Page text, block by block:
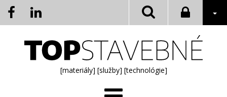
[materiály] [služby] [technológie]